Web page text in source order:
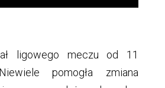
ligowego meczu od 11
pomogła zmiana